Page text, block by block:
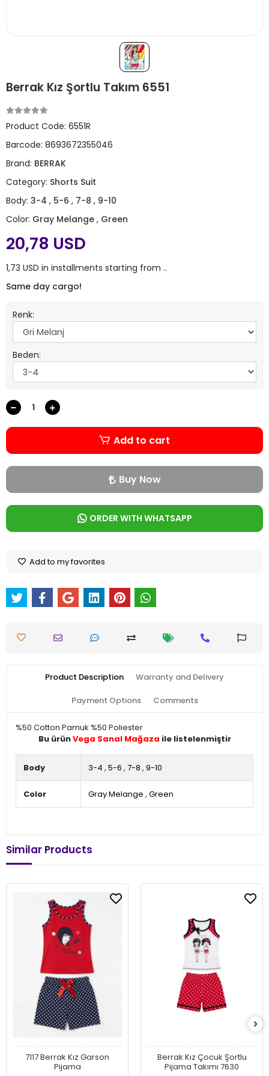
Berrak Kız Şortlu Takım 6551
Product Code: 6551R
Barcode: 8693672355046
Brand: BERRAK
Category: Shorts Suit
Body: 3-4 , 5-6 , 7-8 , 9-10
Color: Gray Melange , Green
20,78 USD
1,73 USD in installments starting from ..
Same day cargo!
Renk:
Beden:
Add to cart
Buy Now
ORDER WITH WHATSAPP
Add to my favorites
Product Description Warranty and Delivery
Payment Options Comments
%50 Cotton Pamuk %50 Poliester
Bu ürünVega Sanal Mağaza ile listelenmiştir
Body 3-4 , 5-6 , 7-8 , 9-10
Color Gray Melange , Green
Similar Products
7117 Berrak Kız Garson
Pijama
Berrak Kız Çocuk Şortlu
Pijama Takımı 7630